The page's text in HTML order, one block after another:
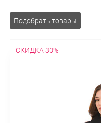
Подобрать товары
СКИДКА 30%